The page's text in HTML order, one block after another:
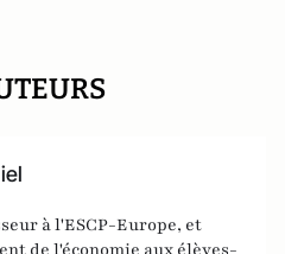
à l'ESCP-Europe, et